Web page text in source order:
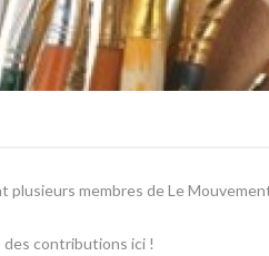
plusieurs membres de Le
contributions ici !